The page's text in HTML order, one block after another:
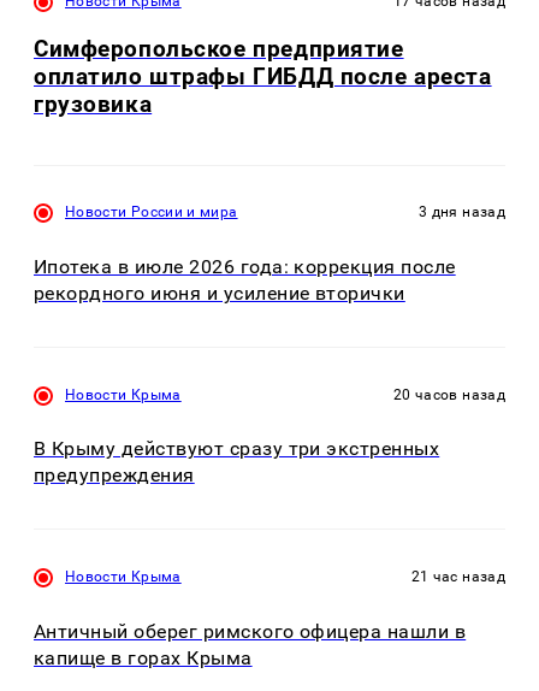
Симферопольское предприятие
оплатило штрафы ГИБДД после ареста
грузовика
Новости России и мира 3 дня назад
Ипотека в июле 2026 года: коррекция после
рекордного июня и усиление вторички
Новости Крыма 20 часов назад
В Крыму действуют сразу три экстренных
предупреждения
Новости Крыма 21 час назад
Античный оберег римского офицера нашли в
капище в горах Крыма